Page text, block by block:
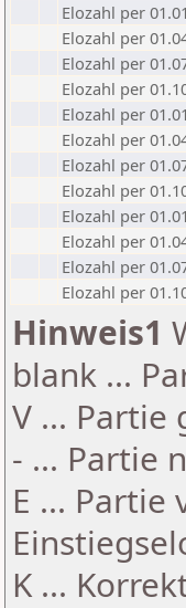
Elozahl per
Elozahl per
Elozahl per
Elozahl per
Elozahl per
Elozahl per
Elozahl per
Elozahl per
Elozahl per
Elozahl per
Elozahl per
Elozahl per
Hinweis1
blank ...
V ... Partie
- ... Partie
E ...
K ...